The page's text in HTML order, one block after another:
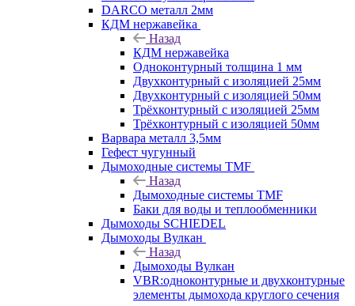
DARCO металл 2мм
КДМ нержавейка
Назад
КДМ нержавейка
Одноконтурный толщина 1 мм
Двухконтурный с изоляцией 25мм
Двухконтурный с изоляцией 50мм
Трёхконтурный с изоляцией 25мм
Трёхконтурный с изоляцией 50мм
Варвара металл 3,5мм
Гефест чугунный
Дымоходные системы TMF
Назад
Дымоходные системы TMF
Баки для воды и теплообменники
Дымоходы SCHIEDEL
Дымоходы Вулкан
Назад
Дымоходы Вулкан
VBR:одноконтурные и двухконтурные
элементы дымохода круглого сечения